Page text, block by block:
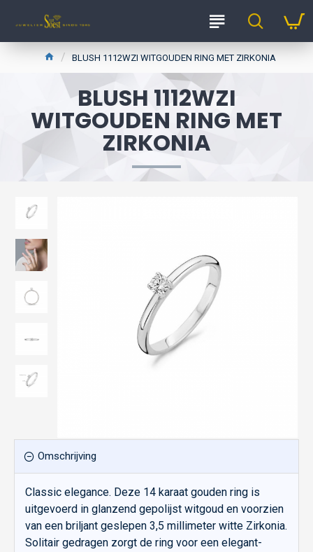
BLUSH 1112WZI WITGOUDEN RING MET ZIRKONIA
BLUSH 1112WZI
WITGOUDEN RING MET
ZIRKONIA
Omschrijving
Classic elegance. Deze 14 karaat gouden ring is
uitgevoerd in glanzend gepolijst witgoud en voorzien
van een briljant geslepen 3,5 millimeter witte Zirkonia.
Solitair gedragen zorgt de ring voor een elegant-